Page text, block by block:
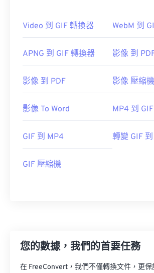
Video 到 GIF 轉換器 WebM 到
APNG 到 GIF 轉換器 影像 到
影像 到 PDF 影像 壓縮機
影像 To Word MP4 到
GIF 到 MP4 轉變 GIF
GIF 壓縮機
您的數據，我們的首要任務
在 FreeConvert，我們不僅轉換文件，更